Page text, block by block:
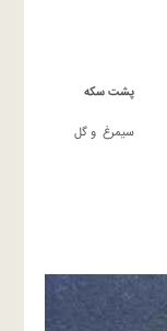
پشت سکه
سیمرغ و گل